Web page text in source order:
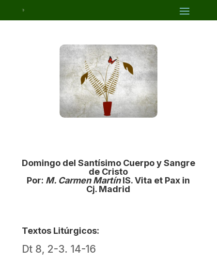
Domingo del Santísimo Cuerpo y Sangre
de Cristo
Por: M. Carmen MartínIS. Vita et Pax in
Cj. Madrid
Textos Litúrgicos:
Dt 8, 2-3. 14-16